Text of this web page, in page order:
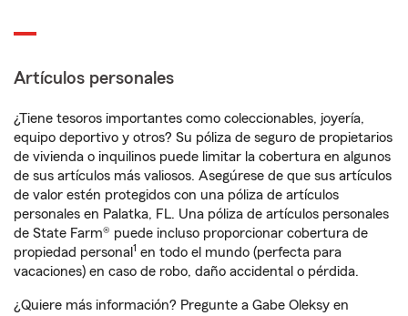
Artículos personales
¿Tiene tesoros importantes como coleccionables, joyería,
equipo deportivo y otros? Su póliza de seguro de propietarios
de vivienda o inquilinos puede limitar la cobertura en algunos
de sus artículos más valiosos. Asegúrese de que sus artículos
de valor estén protegidos con una póliza de artículos
personales en Palatka, FL. Una póliza de artículos personales
de State Farm® puede incluso proporcionar cobertura de
propiedad personal 1 en todo el mundo (perfecta para
vacaciones) en caso de robo, daño accidental o pérdida.
¿Quiere más información? Pregunte a Gabe Oleksy en